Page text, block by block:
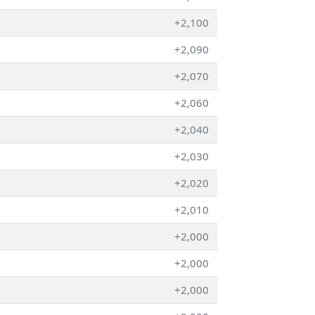
+2,100
+2,090
+2,070
+2,060
+2,040
+2,030
+2,020
+2,010
+2,000
+2,000
+2,000